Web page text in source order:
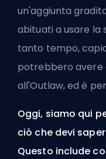
un'aggiunta
abituati a usare la
tanto tempo,
potrebbero avere
all'Outlaw, ed è
Oggi, siamo qui
ciò che devi
Questo include